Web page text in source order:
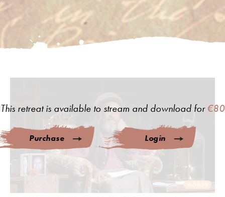
4:04:39
This retreat is available to stream and download for€80
Purchase Login